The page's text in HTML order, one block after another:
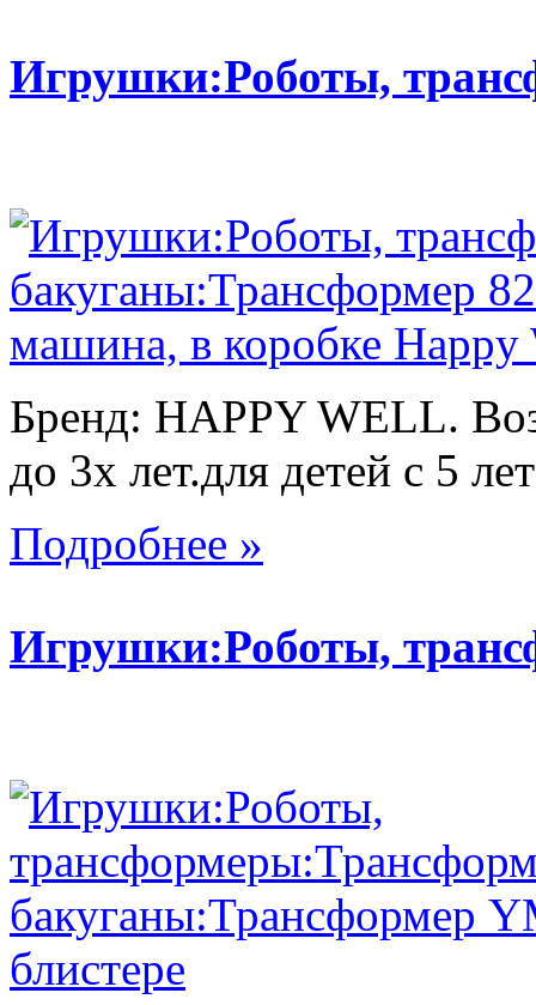
Игрушки:Роботы,
Бренд: HAPPY WELL.
до 3х лет.для детей с 5 лет
Подробнее »
Игрушки:Роботы,